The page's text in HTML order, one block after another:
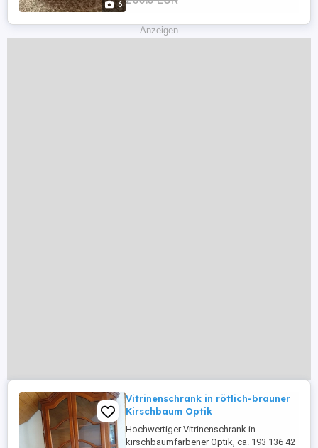
6
Anzeigen
Vitrinenschrank in rötlich-brauner
Kirschbaum Optik
Hochwertiger Vitrinenschrank in
kirschbaumfarbener Optik, ca. 193 136 42